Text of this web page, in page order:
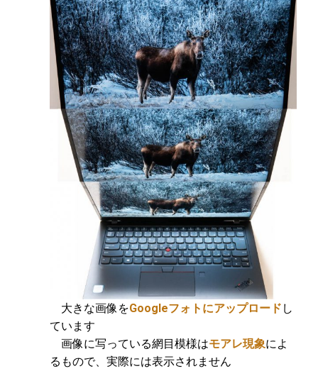
大きな画像をGoogleフォトにアップロード し
ています
画像に写っている網目模様はモアレ現象によ
るもので、実際には表示されません